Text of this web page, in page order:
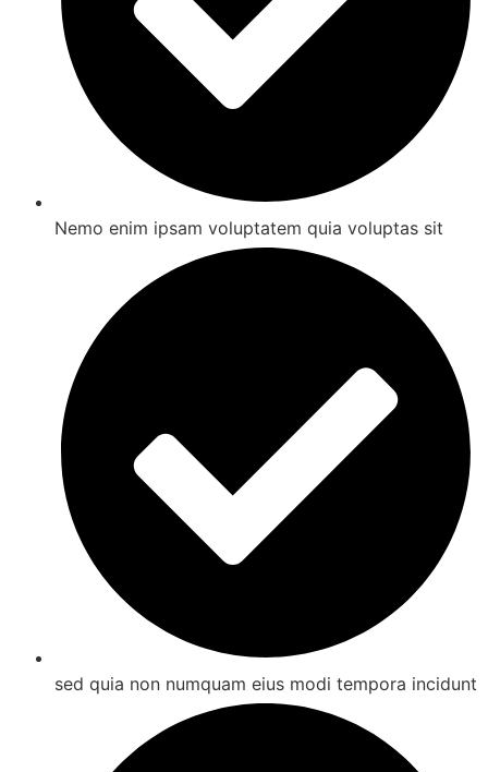
Nemo enim ipsam voluptatem quia voluptas sit
sed quia non numquam eius modi tempora incidunt